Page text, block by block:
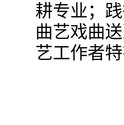
耕专业；
曲艺戏曲
艺工作者